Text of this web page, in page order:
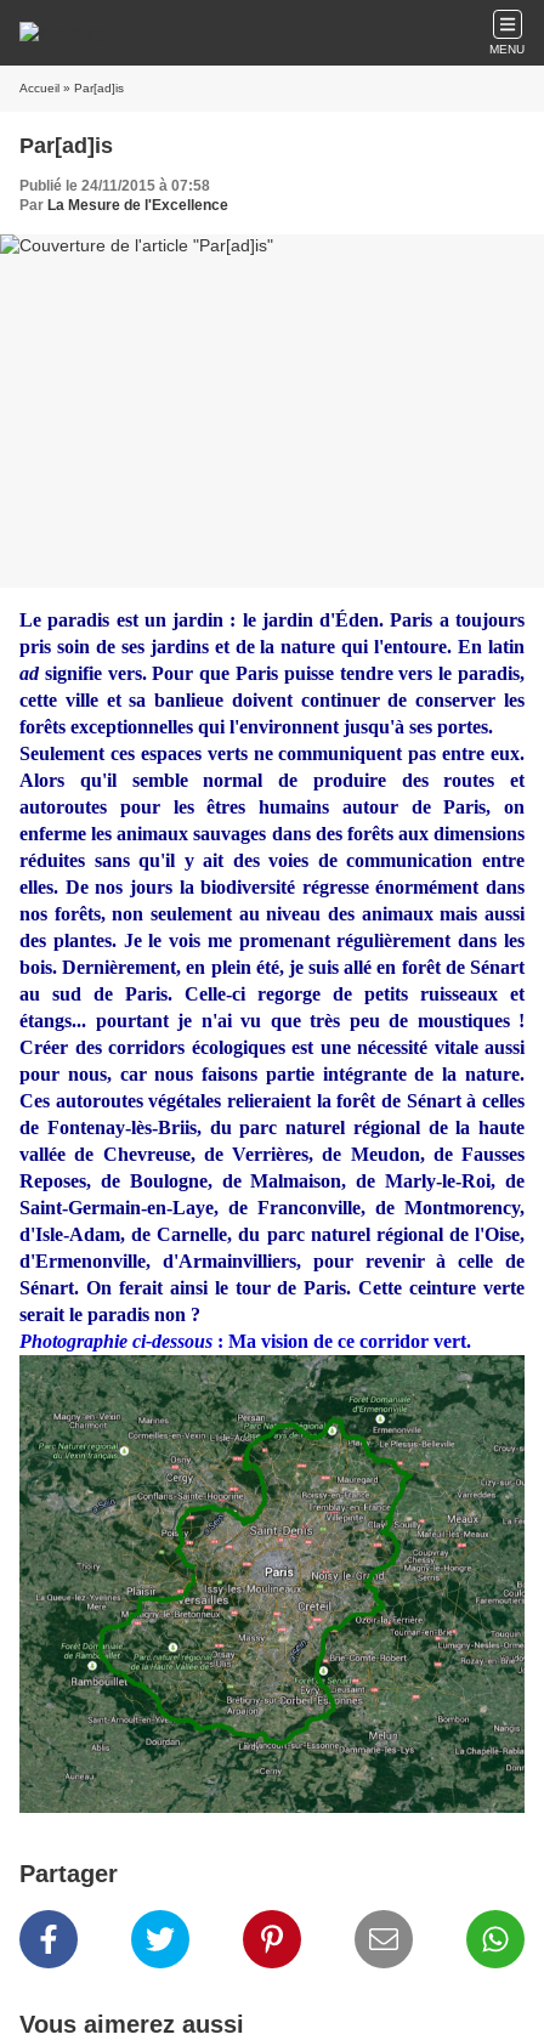
MENU
Accueil » Par[ad]is
Par[ad]is
Publié le 24/11/2015 à 07:58
Par La Mesure de l'Excellence
Le paradis est un jardin : le jardin d'Éden. Paris a toujours
pris soin de ses jardins et de la nature qui l'entoure. En latin
adsignifie vers. Pour que Paris puisse tendre vers le paradis,
cette ville et sa banlieue doivent continuer de conserver les
forêts exceptionnelles qui l'environnent jusqu'à ses portes.
Seulement ces espaces verts ne communiquent pas entre eux.
Alors qu'il semble normal de produire des routes et
autoroutes pour les êtres humains autour de Paris, on
enferme les animaux sauvages dans des forêts aux dimensions
réduites sans qu'il y ait des voies de communication entre
elles. De nos jours la biodiversité régresse énormément dans
nos forêts, non seulement au niveau des animaux mais aussi
des plantes. Je le vois me promenant régulièrement dans les
bois. Dernièrement, en plein été, je suis allé en forêt de Sénart
au sud de Paris. Celle-ci regorge de petits ruisseaux et
étangs... pourtant je n'ai vu que très peu de moustiques !
Créer des corridors écologiques est une nécessité vitale aussi
pour nous, car nous faisons partie intégrante de la nature.
Ces autoroutes végétales relieraient la forêt de Sénart à celles
de Fontenay-lès-Briis, du parc naturel régional de la haute
vallée de Chevreuse, de Verrières, de Meudon, de Fausses
Reposes, de Boulogne, de Malmaison, de Marly-le-Roi, de
Saint-Germain-en-Laye, de Franconville, de Montmorency,
d'Isle-Adam, de Carnelle, du parc naturel régional de l'Oise,
d'Ermenonville, d'Armainvilliers, pour revenir à celle de
Sénart. On ferait ainsi le tour de Paris. Cette ceinture verte
serait le paradis non ?
Photographie ci-dessous : Ma vision de ce corridor vert.
Partager
Vous aimerez aussi